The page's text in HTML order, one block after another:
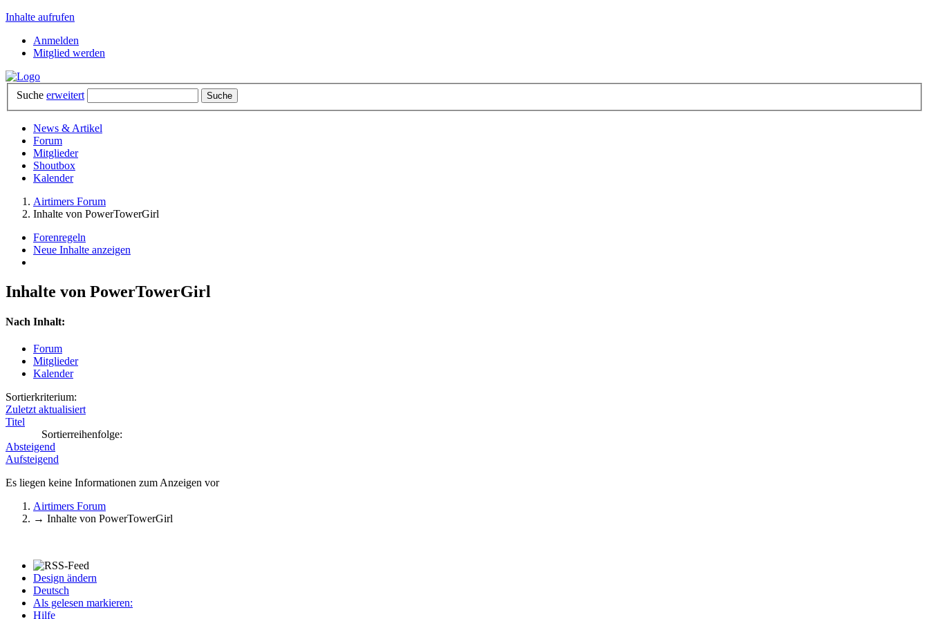
Inhalte aufrufen
Anmelden
Mitglied werden
Suche erweitert
News & Artikel
Forum
Mitglieder
Shoutbox
Kalender
Airtimers Forum
Inhalte von PowerTowerGirl
Forenregeln
Neue Inhalte anzeigen
Inhalte von PowerTowerGirl
Nach Inhalt:
Forum
Mitglieder
Kalender
Sortierkriterium:
Zuletzt aktualisiert
Titel
Sortierreihenfolge:
Absteigend
Aufsteigend
Es liegen keine Informationen zum Anzeigen vor
Airtimers Forum
→ Inhalte von PowerTowerGirl
Design ändern
Deutsch
Als gelesen markieren:
Hilfe